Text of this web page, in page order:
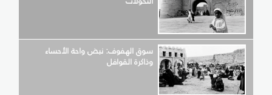
سوق الهفوف: نبض واحة الأحساء
وذاكرة القوافل